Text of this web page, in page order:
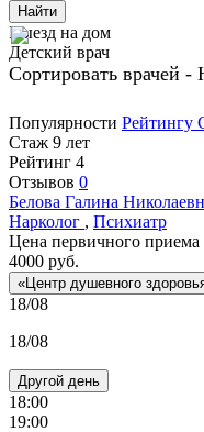
Найти
Выезд на дом
Детский врач
Сортировать врачей -
Популярности Рейтингу
Стаж 9 лет
Рейтинг 4
Отзывов 0
Белова Галина
Нарколог , Психиатр
Цена первичного приема
4000 руб.
«Центр душевного
18/08
18/08
Другой день
18:00
19:00